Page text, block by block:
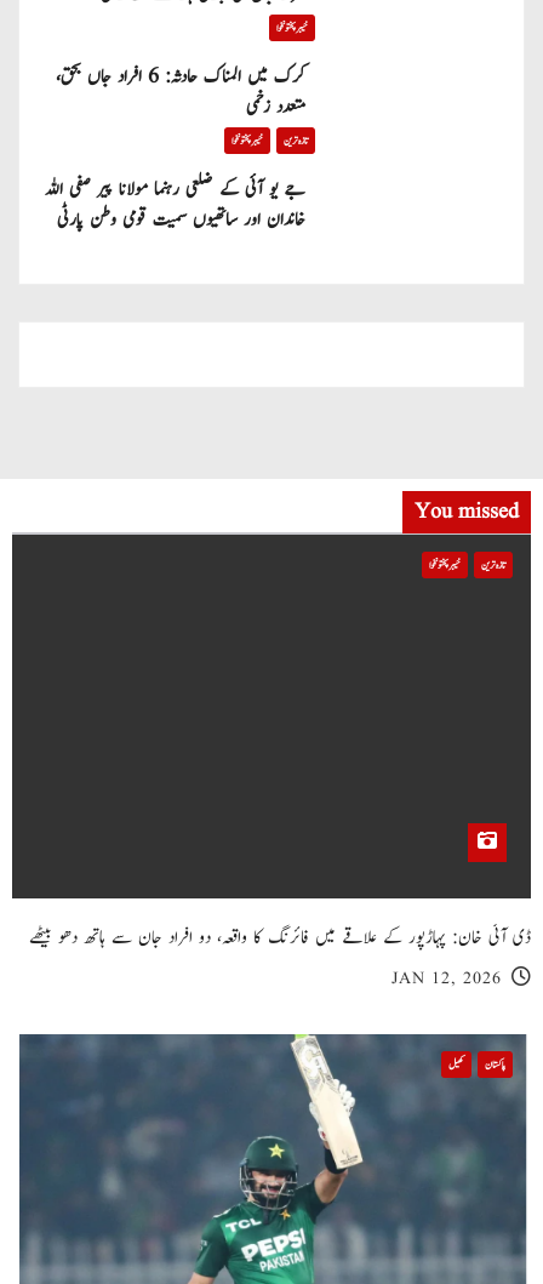
خیبر پختونخوا
کرک میں المناک حادثہ: 6 افراد جاں بحق،
متعدد زخمی
تازہ ترین خیبر پختونخوا
جے یو آئی کے ضلعی رہنما مولانا پیر صفی اللہ
خاندان اور ساتھیوں سمیت قومی وطن پارٹی
You missed
تازہ ترین خیبر پختونخوا
ڈی آئی خان: پہاڑپور کے علاقے میں فائرنگ کا واقعہ، دو افراد جان سے ہاتھ دھو بیٹھے
JAN 12, 2026
پاکستان کھیل